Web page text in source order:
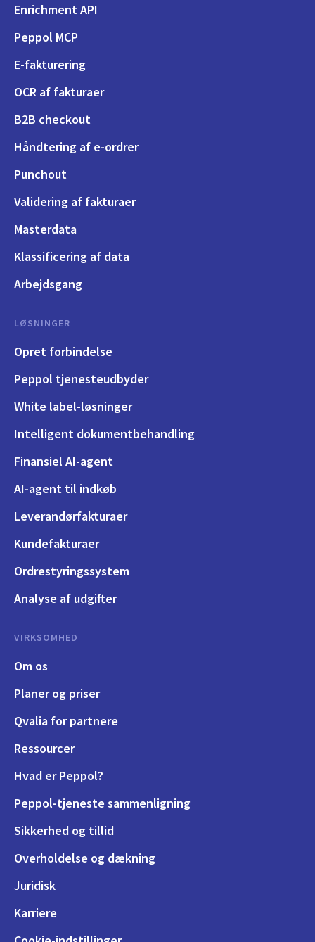
Enrichment API
Peppol MCP
E-fakturering
OCR af fakturaer
B2B checkout
Håndtering af e-ordrer
Punchout
Validering af fakturaer
Masterdata
Klassificering af data
Arbejdsgang
LØSNINGER
Opret forbindelse
Peppol tjenesteudbyder
White label-løsninger
Intelligent dokumentbehandling
Finansiel AI-agent
AI-agent til indkøb
Leverandørfakturaer
Kundefakturaer
Ordrestyringssystem
Analyse af udgifter
VIRKSOMHED
Om os
Planer og priser
Qvalia for partnere
Ressourcer
Hvad er Peppol?
Peppol-tjeneste sammenligning
Sikkerhed og tillid
Overholdelse og dækning
Juridisk
Karriere